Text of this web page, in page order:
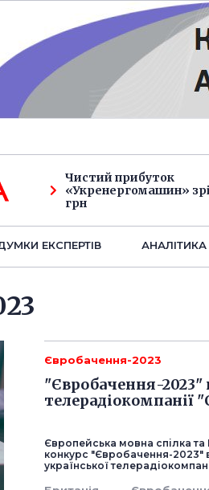
Чистий прибуток
«Укренергомашин»
грн
ЕКСПЕРТIВ АНАЛIТИКА
Євробачення-2023
"Євробачення-2023"
телерадіокомпанії
Європейська мовна спілка
конкурс "Євробачення-2023"
української